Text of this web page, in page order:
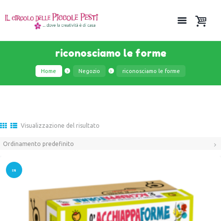
riconosciamo le forme
Home Negozio riconosciamo le forme
Visualizzazione del risultato
IN